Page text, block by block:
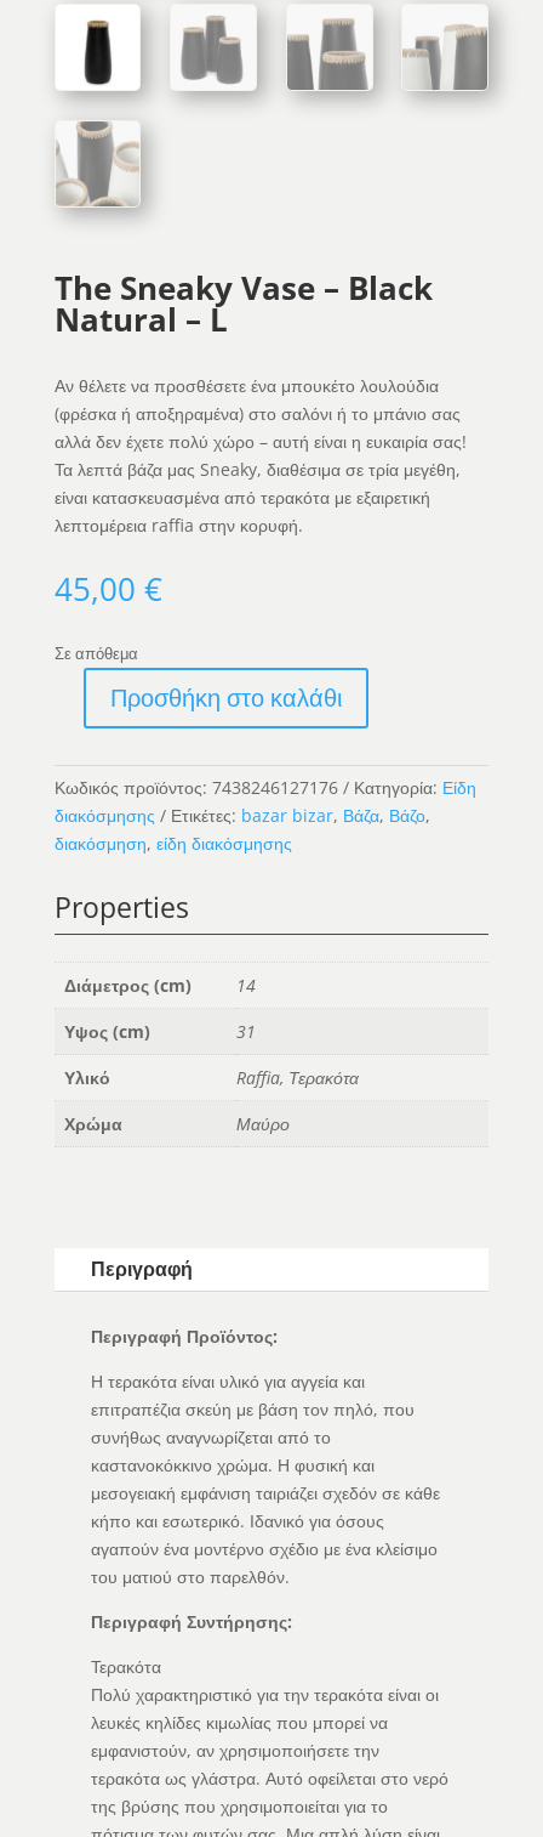
The Sneaky Vase – Black
Natural – L
Αν θέλετε να προσθέσετε ένα μπουκέτο λουλούδια
(φρέσκα ή αποξηραμένα) στο σαλόνι ή το μπάνιο σας
αλλά δεν έχετε πολύ χώρο – αυτή είναι η ευκαιρία σας!
Τα λεπτά βάζα μας Sneaky, διαθέσιμα σε τρία μεγέθη,
είναι κατασκευασμένα από τερακότα με εξαιρετική
λεπτομέρεια raffia στην κορυφή.
45,00 €
Σε απόθεμα
Vase
-
Black
Natural
L
ποσότητα
Προσθήκη στο καλάθι
Κωδικός προϊόντος: 7438246127176 Κατηγορία: Είδη
διακόσμησης
Ετικέτες: bazar bizar, Βάζα, Βάζο,
διακόσμηση, είδη διακόσμησης
Properties
Διάμετρος (cm)
14
Υψος (cm)
31
Υλικό
Raffia, Τερακότα
Χρώμα
Μαύρο
Περιγραφή
Περιγραφή Προϊόντος:
Η τερακότα είναι υλικό για αγγεία και
επιτραπέζια σκεύη με βάση τον πηλό, που
συνήθως αναγνωρίζεται από το
καστανοκόκκινο χρώμα. Η φυσική και
μεσογειακή εμφάνιση ταιριάζει σχεδόν σε κάθε
κήπο και εσωτερικό. Ιδανικό για όσους
αγαπούν ένα μοντέρνο σχέδιο με ένα κλείσιμο
του ματιού στο παρελθόν.
Περιγραφή Συντήρησης:
Τερακότα
Πολύ χαρακτηριστικό για την τερακότα είναι οι
λευκές κηλίδες κιμωλίας που μπορεί να
εμφανιστούν, αν χρησιμοποιήσετε την
τερακότα ως γλάστρα. Αυτό οφείλεται στο νερό
της βρύσης που χρησιμοποιείται για το